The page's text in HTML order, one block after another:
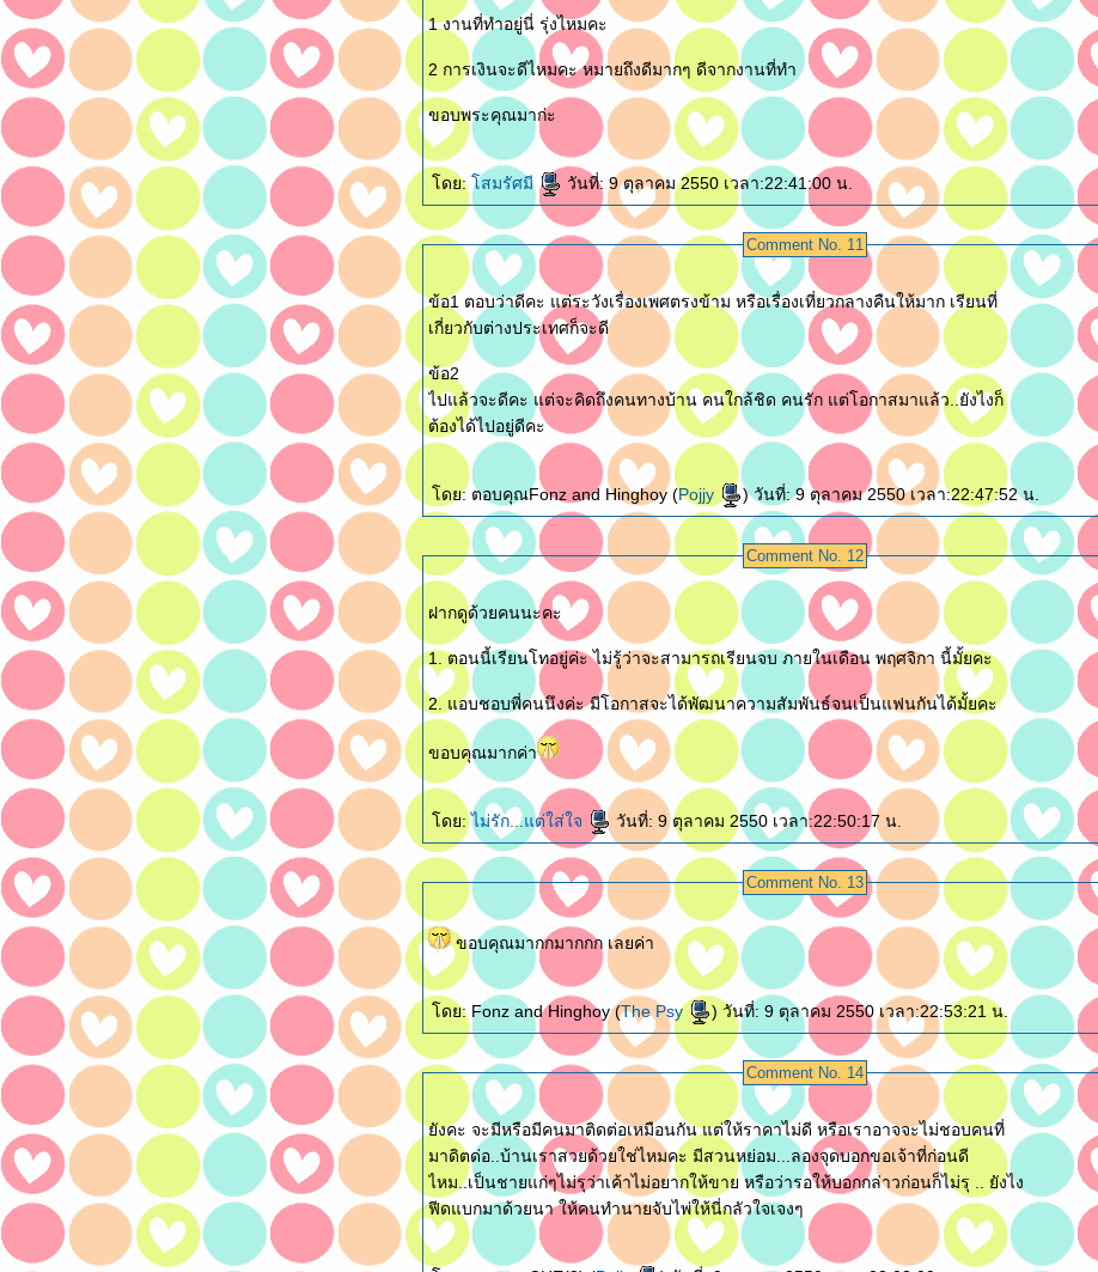
1 งานที่ทำอยู่นี่ รุ่งไหมคะ
2 การเงินจะดีไหมคะ หมายถึงดีมากๆ ดีจากงานที่ทำ
ขอบพระคุณมาก่ะ
ดย:สมรัศมี วันที่: 9 ตุลาคม 2550 เวลา:22:41:00 น.
Comment No. 11
ข้อ1 ตอบว่าดีคะ แต่ระวังเรื่องเพศตรงข้าม หรือเรื่องเที่ยวกลางคืนให้มาก เรียนที่
เกี่ยวกับต่างประเทศก็จะดี
ข้อ2
ไปแล้วจะดีคะ แต่จะคิดถึงคนทางบ้าน คนใกล้ชิด คนรัก แต่โอกาสมาแล้ว..ยังไงก็
ต้องได้ไปอยู่ดีคะ
ดย: ตอบคุณFonz and Hinghoy (Pojjy ) วันที่: 9 ตุลาคม 2550 เวลา:22:47:52 น.
Comment No. 12
ฝากดูด้วยคนนะคะ
1. ตอนนี้เรียนโทอยู่ค่ะ ไม่รู้ว่าจะสามารถเรียนจบ ภายในเดือน พฤศจิกา นี้มั้ยคะ
2. แอบชอบพี่คนนึงค่ะ มีโอกาสจะได้พัฒนาความสัมพันธ์จนเป็นแฟนกันได้มั้ยคะ
ขอบคุณมากค่า
ดย:ไม่รัก...แต่ใส่ใจ วันที่: 9 ตุลาคม 2550 เวลา:22:50:17 น.
Comment No. 13
ขอบคุณมากกมากกก เลยค่า
ดย: Fonz and Hinghoy (The Psy ) วันที่: 9 ตุลาคม 2550 เวลา:22:53:21 น.
Comment No. 14
ังคะ จะมีหรือมีคนมาติดต่อเหมือนกัน แต่ให้ราคาไม่ดี หรือเราอาจจะไม่ชอบคนที่
มาดิตด่อ..บ้านเราสวยด้วยใช่ไหมคะ มีสวนหย่อม...ลองจุดบอกขอเจ้าที่ก่อนดี
ไหม..เป็นชายแก่ๆไม่รุว่าเค้าไม่อยากให้ขาย หรือว่ารอให้บอกกล่าวก่อนก็ไม่รุ .. ยังไง
ฟีดแบกมาด้วยนา ให้คนทำนายจับไพ่ให้นี่กลัวใจเจงๆ